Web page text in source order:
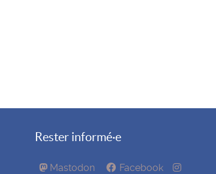
Rester informé·e
Mastodon
Facebook